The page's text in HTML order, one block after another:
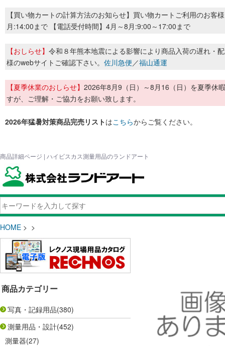
【買い物カートの計算方法のお知らせ】買い物カートご利用のお客
月:14:00まで 【電話受付時間】4月～8月:9:00～17:00まで
【おしらせ】 令和８年熊本地震による影響により商品入荷の遅れ・
様のwebサイトご確認下さい。 佐川急便／福山通運
【夏季休業のおしらせ】 2026年8月9（日）～8月16（日）を夏季休
すが、ご理解・ご協力をお願い致します。
2026年猛暑対策商品完売リストはこちらからご覧ください。
商品詳細ページ | ハイビスカス測量用品のランドアート
HOME > >
商品カテゴリー
写真・記録用品(380)
測量用品・設計(452)
測量器(27)